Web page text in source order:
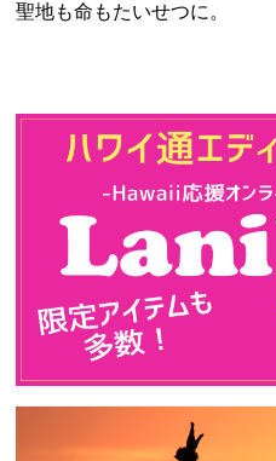
聖地も命もたいせつに。